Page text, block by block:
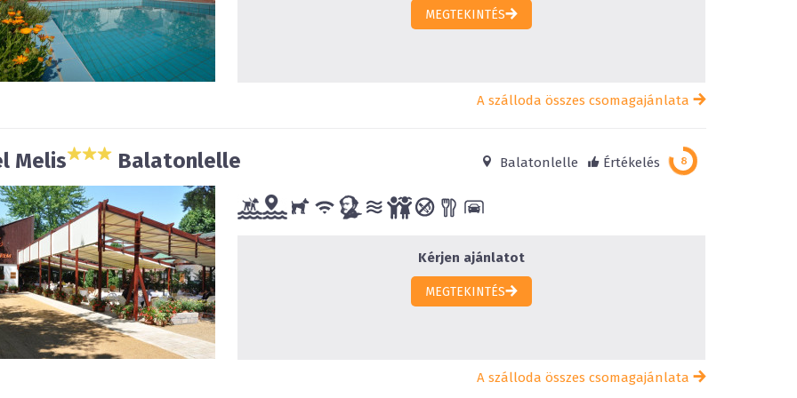
MEGTEKINTÉS
A szálloda összes csomagajánlata
Melis Balatonlelle Balatonlelle Értékelés
Kérjen ajánlatot
MEGTEKINTÉS
A szálloda összes csomagajánlata